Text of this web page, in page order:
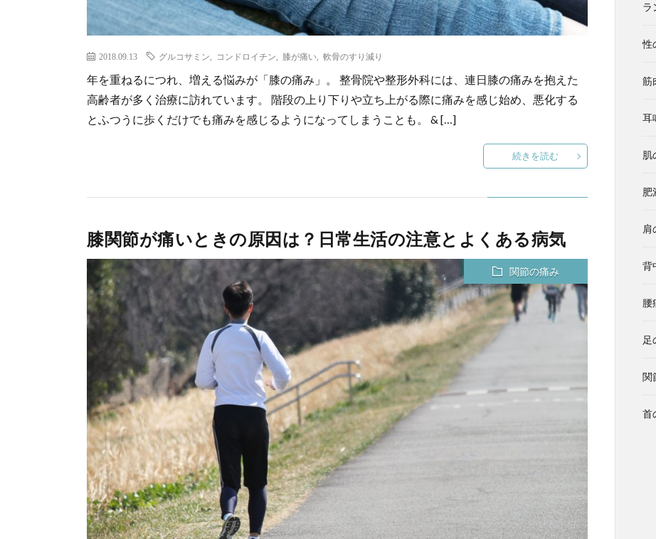
2018.09.13 グルコサミン コンドロイチン 膝が痛い 軟骨のすり減り
年を重ねるにつれ、増える悩みが「膝の痛み」。 整骨院や整形外科には、連日膝の痛みを抱えた
高齢者が多く治療に訪れています。 階段の上り下りや立ち上がる際に痛みを感じ始め、悪化する
とふつうに歩くだけでも痛みを感じるようになってしまうことも。 & […]
続きを読む
膝関節が痛いときの原因は？日常生活の注意とよくある病気
関節の痛み
ラ
性
筋
耳
肌
肥
肩
背
腰
足
関
首